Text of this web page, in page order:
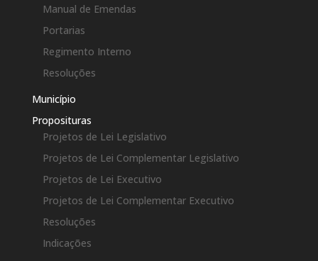
Manual de Emendas
Portarias
Regimento Interno
Resoluções
Município
Proposituras
Projetos de Lei Legislativo
Projetos de Lei Complementar Legislativo
Projetos de Lei Executivo
Projetos de Lei Complementar Executivo
Resoluções
Indicações